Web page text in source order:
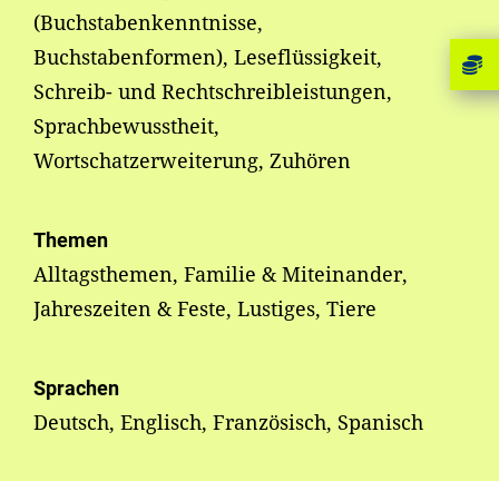
(Buchstabenkenntnisse,
Buchstabenformen), Leseflüssigkeit,
Schreib- und Rechtschreibleistungen,
Sprachbewusstheit,
Wortschatzerweiterung, Zuhören
Themen
Alltagsthemen, Familie & Miteinander,
Jahreszeiten & Feste, Lustiges, Tiere
Sprachen
Deutsch, Englisch, Französisch, Spanisch